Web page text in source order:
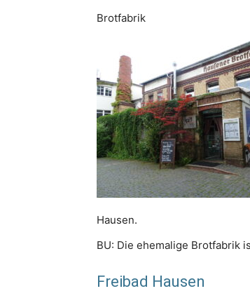
Brotfabrik
Hausen.
BU: Die ehemalige Brotfabrik
Freibad Hausen